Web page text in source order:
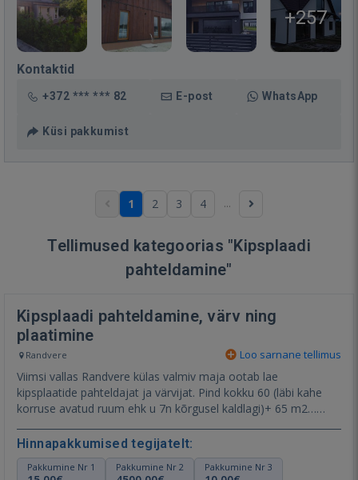
+257
Kontaktid
+372 *** *** 82 E-post WhatsApp
Küsi pakkumist
1 2 3 4 ...
Tellimused kategoorias "Kipsplaadi
pahteldamine"
Kipsplaadi pahteldamine, värv ning
plaatimine
Randvere Loo sarnane tellimus
Viimsi vallas Randvere külas valmiv maja ootab lae
kipsplaatide pahteldajat ja värvijat. Pind kokku 60 (läbi kahe
korruse avatud ruum ehk u 7n kõrgusel kaldlagi)+ 65 m2…
Hinnapakkumised tegijatelt:
Pakkumine Nr 1 Pakkumine Nr 2 Pakkumine Nr 3